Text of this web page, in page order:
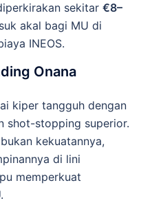
sekitar €8–
akal bagi MU di
INEOS.
Onana
kiper tangguh dengan
shot-stopping superior.
kekuatannya,
di lini
memperkuat